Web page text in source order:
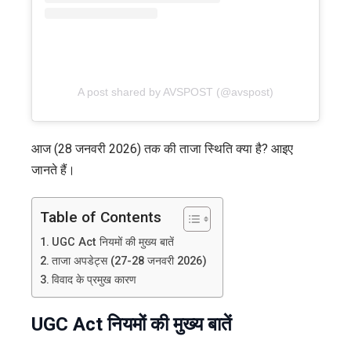
A post shared by AVSPOST (@avspost)
आज (28 जनवरी 2026) तक की ताजा स्थिति क्या है? आइए
जानते हैं।
Table of Contents
UGC Act नियमों की मुख्य बातें
ताजा अपडेट्स (27-28 जनवरी 2026)
विवाद के प्रमुख कारण
UGC Act नियमों की मुख्य बातें